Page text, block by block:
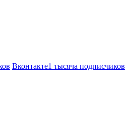
Вконтакте1 тысяча подписчиков